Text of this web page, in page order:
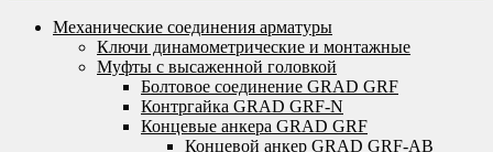
Механические соединения арматуры
Ключи динамометрические и монтажные
Муфты с высаженной головкой
Болтовое соединение GRAD GRF
Контргайка GRAD GRF-N
Концевые анкера GRAD GRF
Концевой анкер GRAD GRF-AB